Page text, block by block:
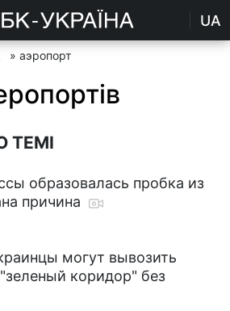
UA
» аэропорт
ТЕМІ
образовалась пробка из
причина
могут вывозить
коридор" без